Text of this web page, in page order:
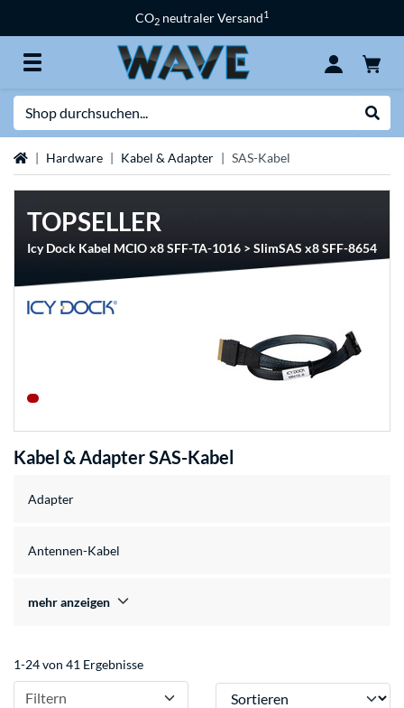
CO2 neutraler Versand1
StartseiteHardware Kabel & Adapter SAS-Kabel
TOPSELLER
Icy Dock Kabel MCIO x8 SFF-TA-1016 > SlimSAS x8 SFF-8654
Kabel & Adapter SAS-Kabel
Adapter
Antennen-Kabel
mehr anzeigen
1-24 von 41 Ergebnisse
Filtern Sortieren